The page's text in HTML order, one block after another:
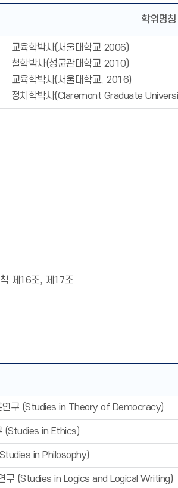
학위명칭
교육학박사(서울대학교 2006)
철학박사(성균관대학교 2010)
교육학박사(서울대학교, 2016)
정치학박사(Claremont Graduate
제16조, 제17조
연구 (Studies in Theory of Democracy)
(Studies in Ethics)
in Philosophy)
구 (Studies in Logics and Logical Writing)